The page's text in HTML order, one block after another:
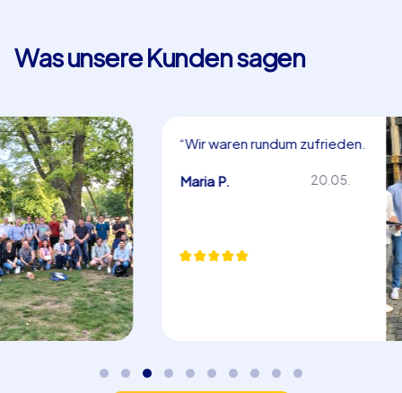
Was unsere Kunden sagen
“Wir waren rundum zufrieden.
Herzlichen Dank!”
Maria P.
20.05.